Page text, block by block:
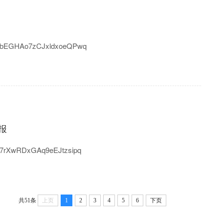
共51条 上页 1 2 3 4 5 6 下页